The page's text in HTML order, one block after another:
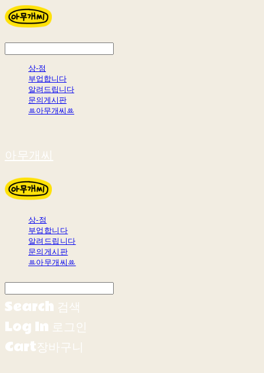
상-점
부업합니다
알려드립니다
문의게시판
ꔛ아무개씨ꔛ
아무개씨
상-점
부업합니다
알려드립니다
문의게시판
ꔛ아무개씨ꔛ
Search 검색
Log In 로그인
Cart장바구니